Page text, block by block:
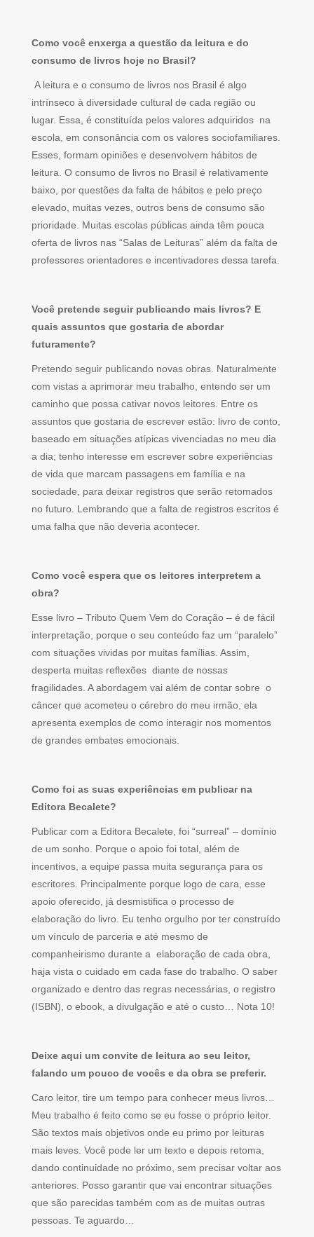
Como você enxerga a questão da leitura e do
consumo de livros hoje no Brasil?
A leitura e o consumo de livros nos Brasil é algo
intrínseco à diversidade cultural de cada região ou
lugar. Essa, é constituída pelos valores adquiridos na
escola, em consonância com os valores sociofamiliares.
Esses, formam opiniões e desenvolvem hábitos de
leitura. O consumo de livros no Brasil é relativamente
baixo, por questões da falta de hábitos e pelo preço
elevado, muitas vezes, outros bens de consumo são
prioridade. Muitas escolas públicas ainda têm pouca
oferta de livros nas “Salas de Leituras” além da falta de
professores orientadores e incentivadores dessa tarefa.
Você pretende seguir publicando mais livros? E
quais assuntos que gostaria de abordar
futuramente?
Pretendo seguir publicando novas obras. Naturalmente
com vistas a aprimorar meu trabalho, entendo ser um
caminho que possa cativar novos leitores. Entre os
assuntos que gostaria de escrever estão: livro de conto,
baseado em situações atípicas vivenciadas no meu dia
a dia; tenho interesse em escrever sobre experiências
de vida que marcam passagens em família e na
sociedade, para deixar registros que serão retomados
no futuro. Lembrando que a falta de registros escritos é
uma falha que não deveria acontecer.
Como você espera que os leitores interpretem a
obra?
Esse livro – Tributo Quem Vem do Coração – é de fácil
interpretação, porque o seu conteúdo faz um “paralelo”
com situações vividas por muitas famílias. Assim,
desperta muitas reflexões diante de nossas
fragilidades. A abordagem vai além de contar sobre o
câncer que acometeu o cérebro do meu irmão, ela
apresenta exemplos de como interagir nos momentos
de grandes embates emocionais.
Como foi as suas experiências em publicar na
Editora Becalete?
Publicar com a Editora Becalete, foi “surreal” – domínio
de um sonho. Porque o apoio foi total, além de
incentivos, a equipe passa muita segurança para os
escritores. Principalmente porque logo de cara, esse
apoio oferecido, já desmistifica o processo de
elaboração do livro. Eu tenho orgulho por ter construído
um vínculo de parceria e até mesmo de
companheirismo durante a elaboração de cada obra,
haja vista o cuidado em cada fase do trabalho. O saber
organizado e dentro das regras necessárias, o registro
(ISBN), o ebook, a divulgação e até o custo… Nota 10!
Deixe aqui um convite de leitura ao seu leitor,
falando um pouco de vocês e da obra se preferir.
Caro leitor, tire um tempo para conhecer meus livros…
Meu trabalho é feito como se eu fosse o próprio leitor.
São textos mais objetivos onde eu primo por leituras
mais leves. Você pode ler um texto e depois retoma,
dando continuidade no próximo, sem precisar voltar aos
anteriores. Posso garantir que vai encontrar situações
que são parecidas também com as de muitas outras
pessoas. Te aguardo…